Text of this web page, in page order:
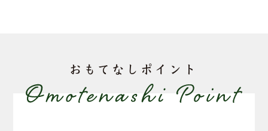
おもてなしポイント